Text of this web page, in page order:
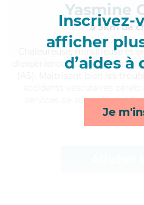
Inscrivez-
afficher
d’aides à
Je
Yasmine
à 5km de
, minutieuse et
d'expérience et possède un
services de surveillance